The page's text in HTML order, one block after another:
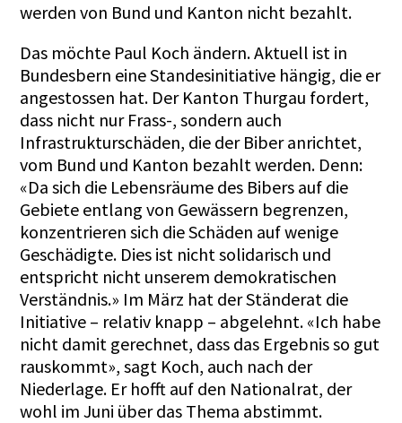
werden von Bund und Kanton nicht bezahlt.
Das möchte Paul Koch ändern. Aktuell ist in
Bundesbern eine Standesinitiative hängig, die er
angestossen hat. Der Kanton Thurgau fordert,
dass nicht nur Frass-, sondern auch
Infrastrukturschäden, die der Biber anrichtet,
vom Bund und Kanton bezahlt werden. Denn:
«Da sich die Lebensräume des Bibers auf die
Gebiete entlang von Gewässern begrenzen,
konzentrieren sich die Schäden auf wenige
Geschädigte. Dies ist nicht solidarisch und
entspricht nicht unserem demokratischen
Verständnis.» Im März hat der Ständerat die
Initiative – relativ knapp – abgelehnt. «Ich habe
nicht damit gerechnet, dass das Ergebnis so gut
rauskommt», sagt Koch, auch nach der
Niederlage. Er hofft auf den Nationalrat, der
wohl im Juni über das Thema abstimmt.